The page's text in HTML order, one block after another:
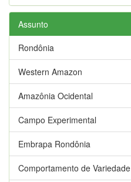
Assunto
Rondônia
Western Amazon
Amazônia Ocidental
Campo Experimental
Embrapa Rondônia
Comportamento de Variedade